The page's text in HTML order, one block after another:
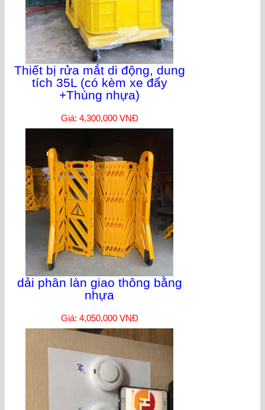
Thiết bị rửa mắt di động, dung
tích 35L (có kèm xe đẩy
+Thùng nhựa)
Giá: 4,300,000 VNĐ
dải phân làn giao thông bằng
nhựa
Giá: 4,050,000 VNĐ